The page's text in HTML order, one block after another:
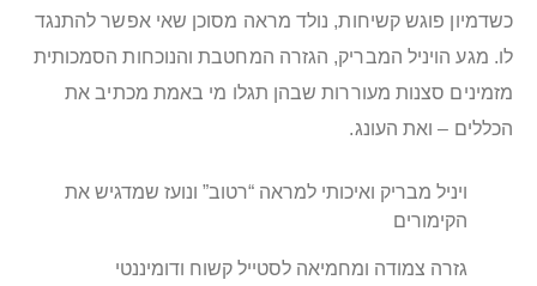
כשדמיון פוגש קשיחות, נולד מראה מסוכן שאי אפשר להתנגד
לו. מגע הויניל המבריק, הגזרה המחטבת והנוכחות הסמכותית
מזמינים סצנות מעוררות שבהן תגלו מי באמת מכתיב את
הכללים – ואת העונג.
ויניל מבריק ואיכותי למראה “רטוב” ונועז שמדגיש את
הקימורים
גזרה צמודה ומחמיאה לסטייל קשוח ודומיננטי